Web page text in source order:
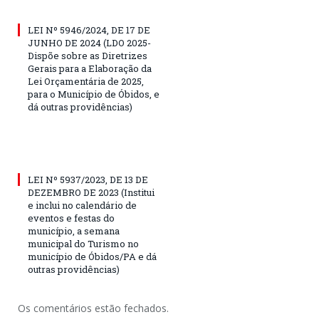
LEI Nº 5946/2024, DE 17 DE
JUNHO DE 2024 (LDO 2025-
Dispõe sobre as Diretrizes
Gerais para a Elaboração da
Lei Orçamentária de 2025,
para o Município de Óbidos, e
dá outras providências)
LEI Nº 5937/2023, DE 13 DE
DEZEMBRO DE 2023 (Institui
e inclui no calendário de
eventos e festas do
município, a semana
municipal do Turismo no
município de Óbidos/PA e dá
outras providências)
Os comentários estão fechados.